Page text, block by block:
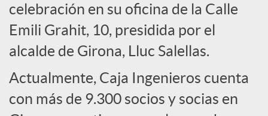
s
S
o
celebración en su oficina de la Calle
Emili Grahit, 10, presidida por el
alcalde de Girona, Lluc Salellas.
Actualmente, Caja Ingenieros cuenta
con más de 9.300 socios y socias en